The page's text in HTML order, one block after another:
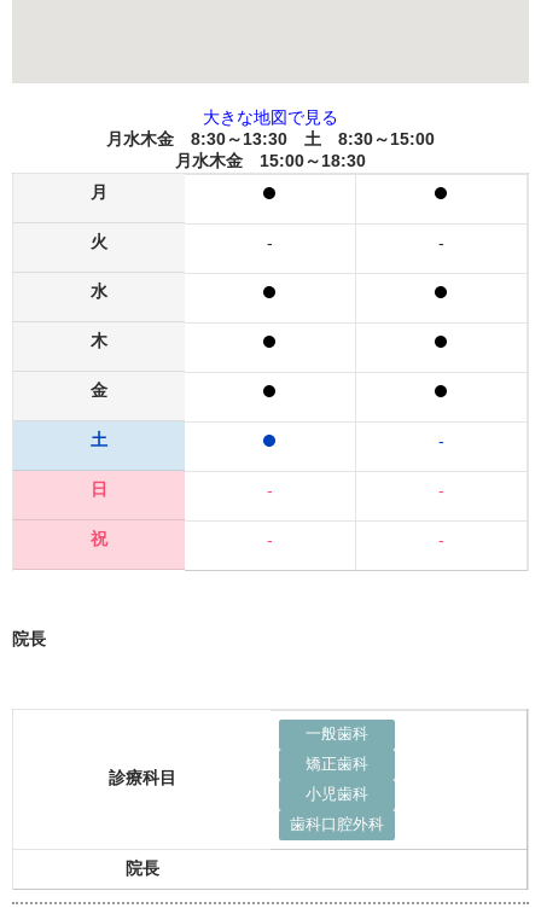
大きな地図で見る
月水木金 8:30～13:30 土 8:30～15:00
月水木金 15:00～18:30
月
火
水
木
金
土
日
祝
-
-
-
-
-
-
-
院長
診療科目
一般歯科
矯正歯科
小児歯科
歯科口腔外科
院長